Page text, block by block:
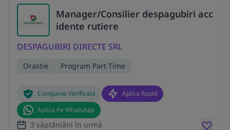
Manager/Consilier despagubiri acc
idente rutiere
DESPAGUBIRI DIRECTE SRL
Orastie Program Part Time
Companie Verificata
Aplica Rapid
Aplica Pe WhatsApp
3 săptămâni în urmă